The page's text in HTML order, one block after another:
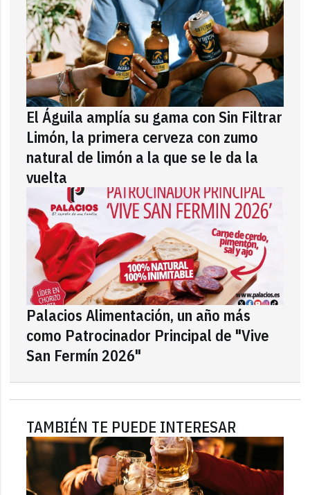
El Águila amplía su gama con Sin Filtrar
Limón, la primera cerveza con zumo
natural de limón a la que se le da la
vuelta
Palacios Alimentación, un año más
como Patrocinador Principal de "Vive
San Fermín 2026"
TAMBIÉN TE PUEDE INTERESAR